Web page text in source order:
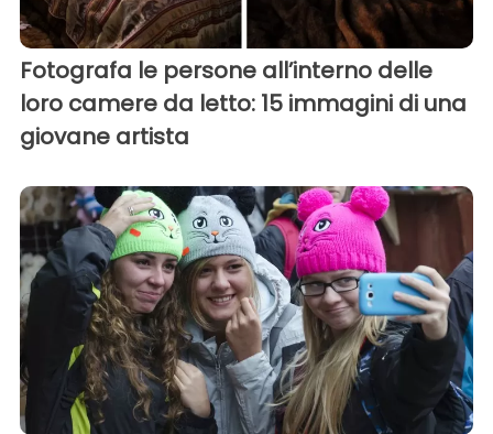
Fotografa le persone all’interno delle
loro camere da letto: 15 immagini di una
giovane artista